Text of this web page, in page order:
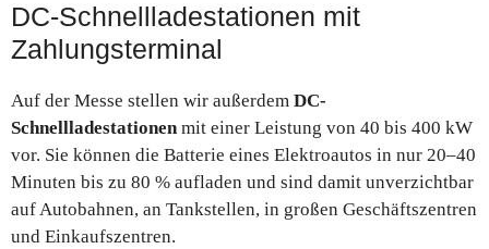
DC-Schnellladestationen mit
Zahlungsterminal
Auf der Messe stellen wir außerdem DC-
Schnellladestationenmit einer Leistung von 40 bis 400 kW
vor. Sie können die Batterie eines Elektroautos in nur 20–40
Minuten bis zu 80 % aufladen und sind damit unverzichtbar
auf Autobahnen, an Tankstellen, in großen Geschäftszentren
und Einkaufszentren.